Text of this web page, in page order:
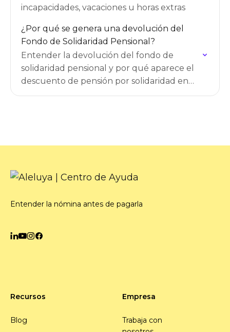
incapacidades, vacaciones u horas extras
¿Por qué se genera una devolución del
Fondo de Solidaridad Pensional?
Entender la devolución del fondo de
solidaridad pensional y por qué aparece el
descuento de pensión por solidaridad en
Aleluya
Entender la nómina antes de pagarla
Recursos
Blog
Empresa
Trabaja con